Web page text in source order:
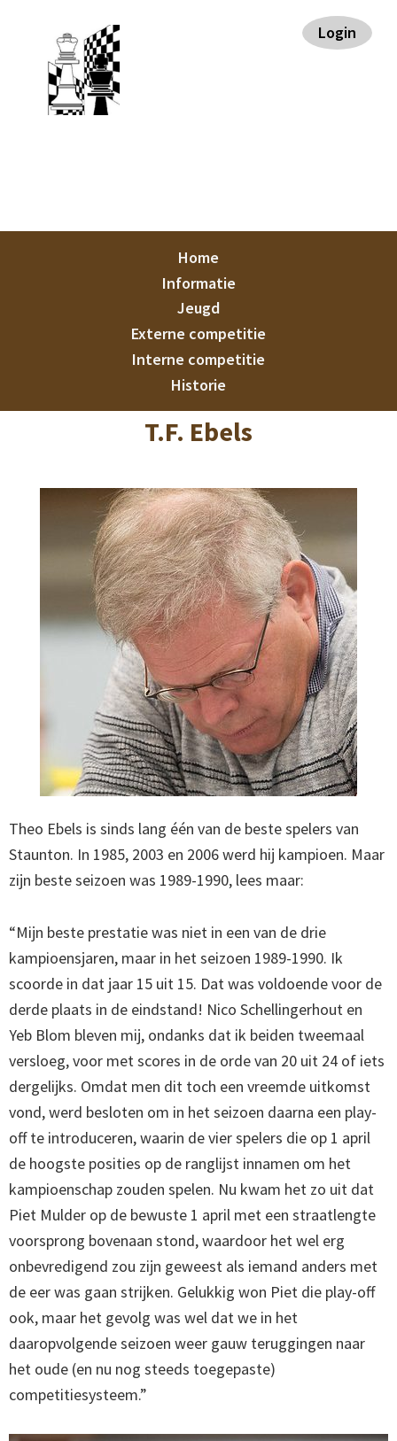
hoofdnavigatie
sidebar
voettekst
Login
Home
Informatie
Jeugd
Externe competitie
Interne competitie
Historie
T.F. Ebels
Theo Ebels is sinds lang één van de beste spelers van
Staunton. In 1985, 2003 en 2006 werd hij kampioen. Maar
zijn beste seizoen was 1989-1990, lees maar:
“Mijn beste prestatie was niet in een van de drie
kampioensjaren, maar in het seizoen 1989-1990. Ik
scoorde in dat jaar 15 uit 15. Dat was voldoende voor de
derde plaats in de eindstand! Nico Schellingerhout en
Yeb Blom bleven mij, ondanks dat ik beiden tweemaal
versloeg, voor met scores in de orde van 20 uit 24 of iets
dergelijks. Omdat men dit toch een vreemde uitkomst
vond, werd besloten om in het seizoen daarna een play-
off te introduceren, waarin de vier spelers die op 1 april
de hoogste posities op de ranglijst innamen om het
kampioenschap zouden spelen. Nu kwam het zo uit dat
Piet Mulder op de bewuste 1 april met een straatlengte
voorsprong bovenaan stond, waardoor het wel erg
onbevredigend zou zijn geweest als iemand anders met
de eer was gaan strijken. Gelukkig won Piet die play-off
ook, maar het gevolg was wel dat we in het
daaropvolgende seizoen weer gauw teruggingen naar
het oude (en nu nog steeds toegepaste)
competitiesysteem.”